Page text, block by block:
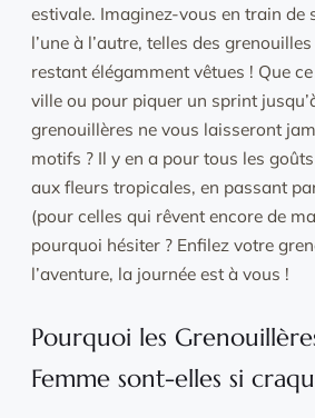
estivale. Imaginez-vous en train de
l’une à l’autre, telles des
restant élégamment vêtues ! Que
ville ou pour piquer un sprint
grenouillères ne vous laisseront
motifs ? Il y en a pour tous les
aux fleurs tropicales, en passant
(pour celles qui rêvent encore de
pourquoi hésiter ? Enfilez votre
l’aventure, la journée est à vous !
Pourquoi les
Femme sont-elles si